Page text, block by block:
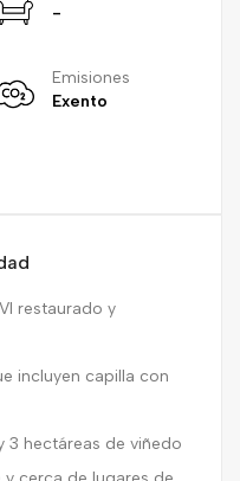
-
Emisiones
Exento
restaurado y
incluyen capilla con
3 hectáreas de viñedo